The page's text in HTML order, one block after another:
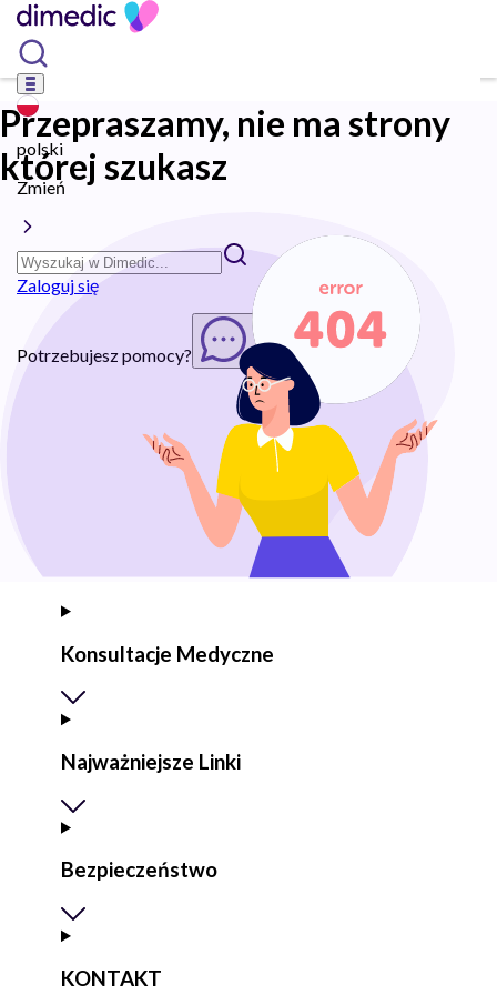
polski
Zmień
Zaloguj się
Potrzebujesz pomocy? Rozpocznij chat
Przepraszamy, nie ma strony
której szukasz
Konsultacje Medyczne
Najważniejsze Linki
Bezpieczeństwo
KONTAKT